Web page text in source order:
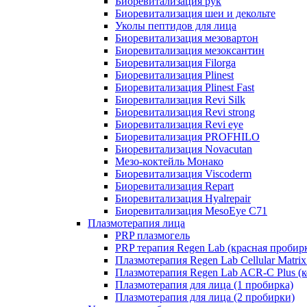
Биоревитализация шеи и декольте
Уколы пептидов для лица
Биоревитализация мезовартон
Биоревитализация мезоксантин
Биоревитализация Filorga
Биоревитализация Plinest
Биоревитализация Plinest Fast
Биоревитализация Revi Silk
Биоревитализация Revi strong
Биоревитализация Revi eye
Биоревитализация PROFHILO
Биоревитализация Novacutan
Мезо-коктейль Монако
Биоревитализация Viscoderm
Биоревитализация Repart
Биоревитализация Hyalrepair
Биоревитализация MesoEye C71
Плазмотерапия лица
PRP плазмогель
PRP терапия Regen Lab (красная
Плазмотерапия Regen Lab Cellular
Плазмотерапия Regen Lab ACR-C Plus
Плазмотерапия для лица (1 пробирка)
Плазмотерапия для лица (2 пробирки)